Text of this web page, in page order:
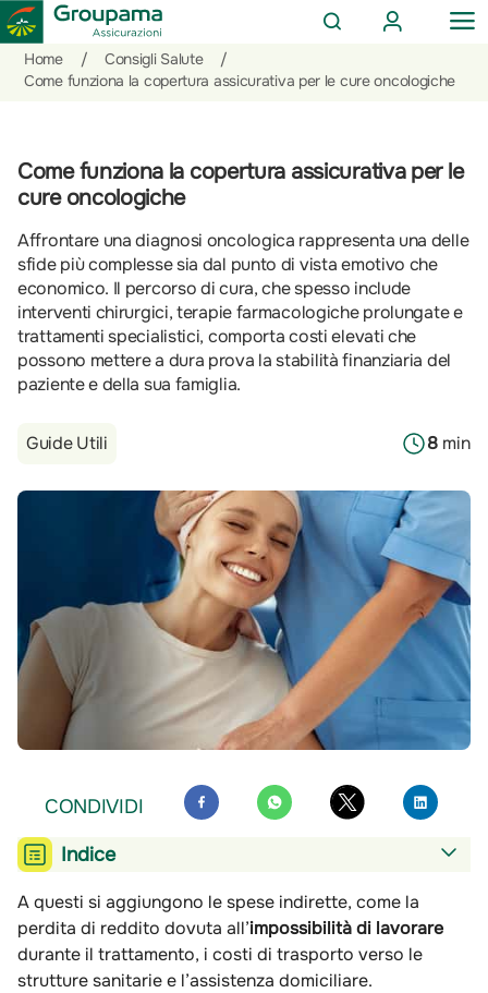
Salta
sezione
Privati
alle
CERCA
AREA
CLIENTI
Home
/ Consigli Salute
/
Come funziona la copertura assicurativa per le cure oncologiche
Come funziona la copertura assicurativa per le
cure oncologiche
Affrontare una diagnosi oncologica rappresenta una delle
sfide più complesse sia dal punto di vista emotivo che
economico. Il percorso di cura, che spesso include
interventi chirurgici, terapie farmacologiche prolungate e
trattamenti specialistici, comporta costi elevati che
possono mettere a dura prova la stabilità finanziaria del
paziente e della sua famiglia.
Guide Utili 8 min
CONDIVIDI
Indice
A questi si aggiungono le spese indirette, come la
perdita di reddito dovuta all’impossibilità di lavorare
durante il trattamento, i costi di trasporto verso le
strutture sanitarie e l’assistenza domiciliare.